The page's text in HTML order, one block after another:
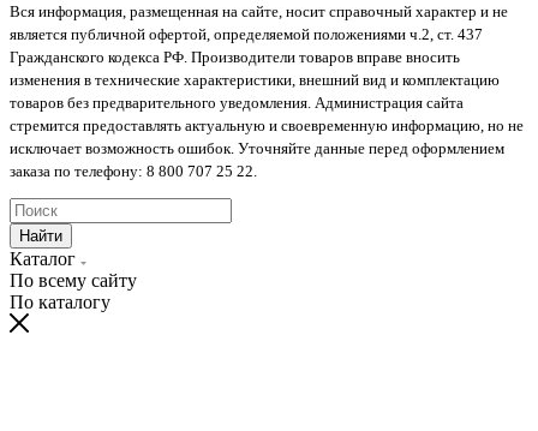
Вся информация, размещенная на сайте, носит справочный характер и не
является публичной офертой, определяемой положениями ч.2, ст. 437
Гражданского кодекса РФ. Производители товаров вправе вносить
изменения в технические характеристики, внешний вид и комплектацию
товаров без предварительного уведомления. Администрация сайта
стремится предоставлять актуальную и своевременную информацию, но не
исключает возможность ошибок. Уточняйте данные перед оформлением
заказа по телефону: 8 800 707 25 22.
Найти
Каталог
По всему сайту
По каталогу